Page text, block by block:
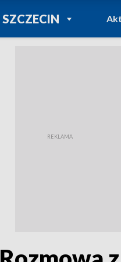
SZCZECINPOWRÓT DO
TVP REGIONY